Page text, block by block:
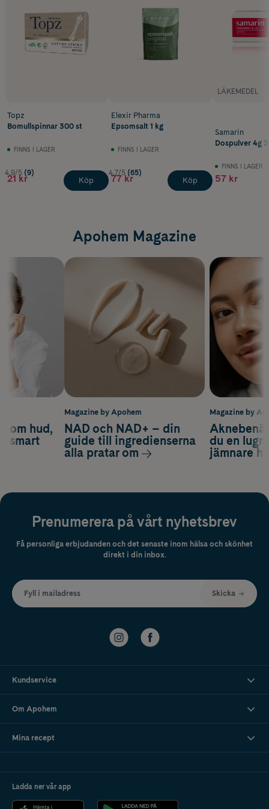
Topz
Bomullspinnar 300 st
FINNS I LAGER
4.9/5 (9)
21 kr Köp
Elexir Pharma
Epsomsalt 1 kg
FINNS I LAGER
4.7/5 (65)
77 kr Köp
LÄKEMEDEL
Samarin
Dospulver 4g
FINNS I LAGER
57 kr
Apohem Magazine
Magazine by
du en
jämnare
om hud,
smart
Magazine by Apohem
NAD och NAD+ – din
guide till ingredienserna
alla pratar om
Prenumerera på vårt nyhetsbrev
Få personliga erbjudanden och det senaste inom hälsa och skönhet
direkt i din inbox.
Fyll i mailadress Skicka
Kundservice
Om Apohem
Mina recept
Ladda ner vår app